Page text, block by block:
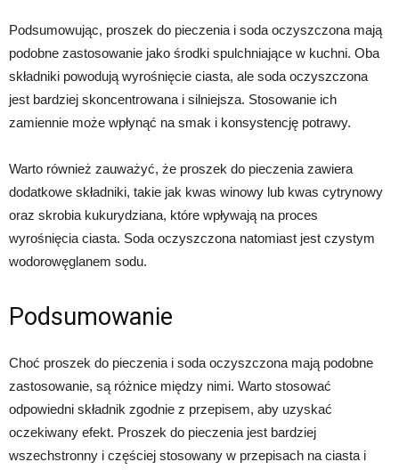
Podsumowując, proszek do pieczenia i soda oczyszczona mają
podobne zastosowanie jako środki spulchniające w kuchni. Oba
składniki powodują wyrośnięcie ciasta, ale soda oczyszczona
jest bardziej skoncentrowana i silniejsza. Stosowanie ich
zamiennie może wpłynąć na smak i konsystencję potrawy.
Warto również zauważyć, że proszek do pieczenia zawiera
dodatkowe składniki, takie jak kwas winowy lub kwas cytrynowy
oraz skrobia kukurydziana, które wpływają na proces
wyrośnięcia ciasta. Soda oczyszczona natomiast jest czystym
wodorowęglanem sodu.
Podsumowanie
Choć proszek do pieczenia i soda oczyszczona mają podobne
zastosowanie, są różnice między nimi. Warto stosować
odpowiedni składnik zgodnie z przepisem, aby uzyskać
oczekiwany efekt. Proszek do pieczenia jest bardziej
wszechstronny i częściej stosowany w przepisach na ciasta i